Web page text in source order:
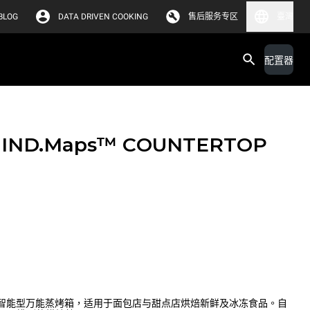
DATA DRIVEN COOKING 售后服务专区
配置器
COUNTERTOP
能型万能蒸烤箱，适用于面包店与甜点店烘焙新鲜及冰冻食品。自